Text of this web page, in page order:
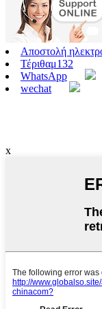
Αποστολή
Τέριθαμ132
WhatsApp
wechat
x